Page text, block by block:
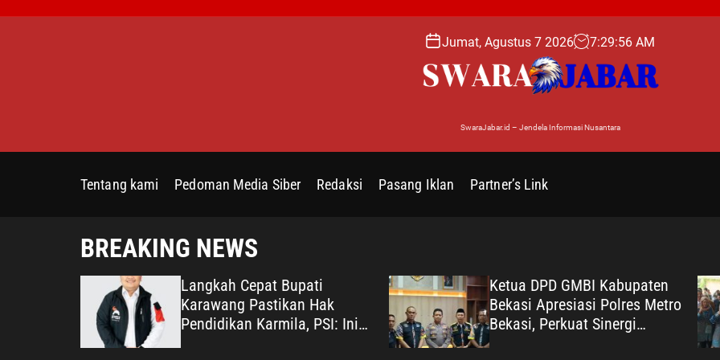
o
Jumat, Agustus 7 2026 7:29:57 AM
SwaraJabar.id – Jendela Informasi Nusantara
Tentang kami Pedoman Media Siber Redaksi Pasang Iklan Partner’s Link
BREAKING NEWS
Langkah Cepat Bupati
Karawang Pastikan Hak
Pendidikan Karmila, PSI: Ini
Teladan Pelayanan Publik yang
Ketua DPD GMBI Kabupaten
Bekasi Apresiasi Polres Metro
Bekasi, Perkuat Sinergi
Masyarakat dan Kepolisian